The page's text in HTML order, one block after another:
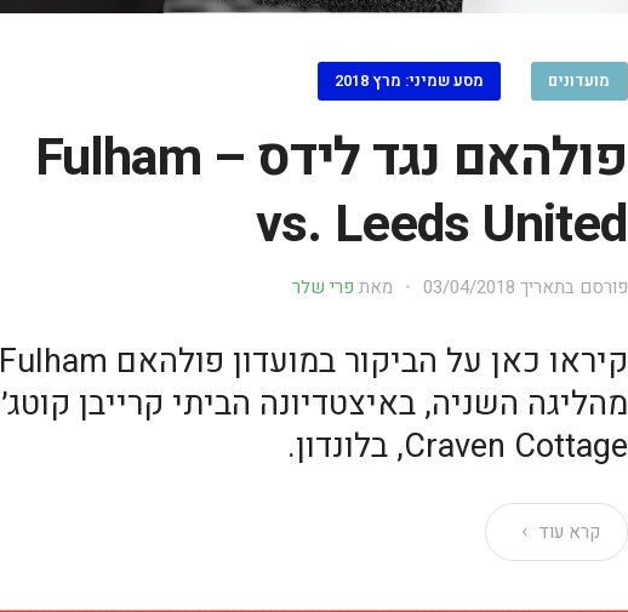
מועדונים מסע שמיני: מרץ 2018
פולהאם נגד לידס – Fulham
vs. Leeds United
פורסם בתאריך 03/04/2018 מאת פרי שלר
קיראו כאן על הביקור במועדון פולהאם Fulham
מהליגה השניה, באיצטדיונה הביתי קרייבן קוטג׳
Craven Cottage, בלונדון.
קרא עוד